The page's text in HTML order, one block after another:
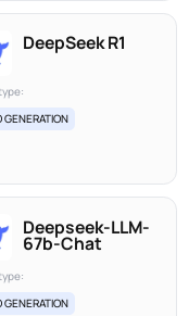
DeepSeek R1
GENERATION
Deepseek-LLM-
67b-Chat
GENERATION